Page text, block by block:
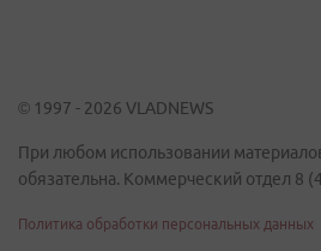
© 1997 - 2026 VLADNEWS
При любом использовании
обязательна. Коммерческий отдел 8
Политика обработки персональных данных